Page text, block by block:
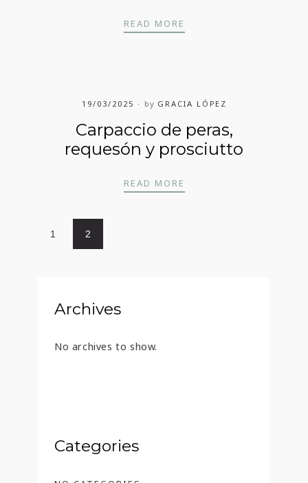
READ MORE
19/03/2025 by GRACIA LÓPEZ
Carpaccio de peras,
requesón y prosciutto
READ MORE
1 2
Archives
No archives to show.
Categories